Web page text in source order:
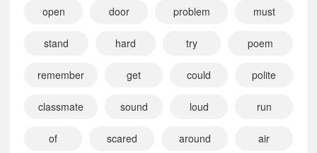
open door problem must
stand hard try poem
remember get could polite
classmate sound loud run
of scared around air
小宝990030
正在学习 北京版六年级下册Word List (2)课文朗读